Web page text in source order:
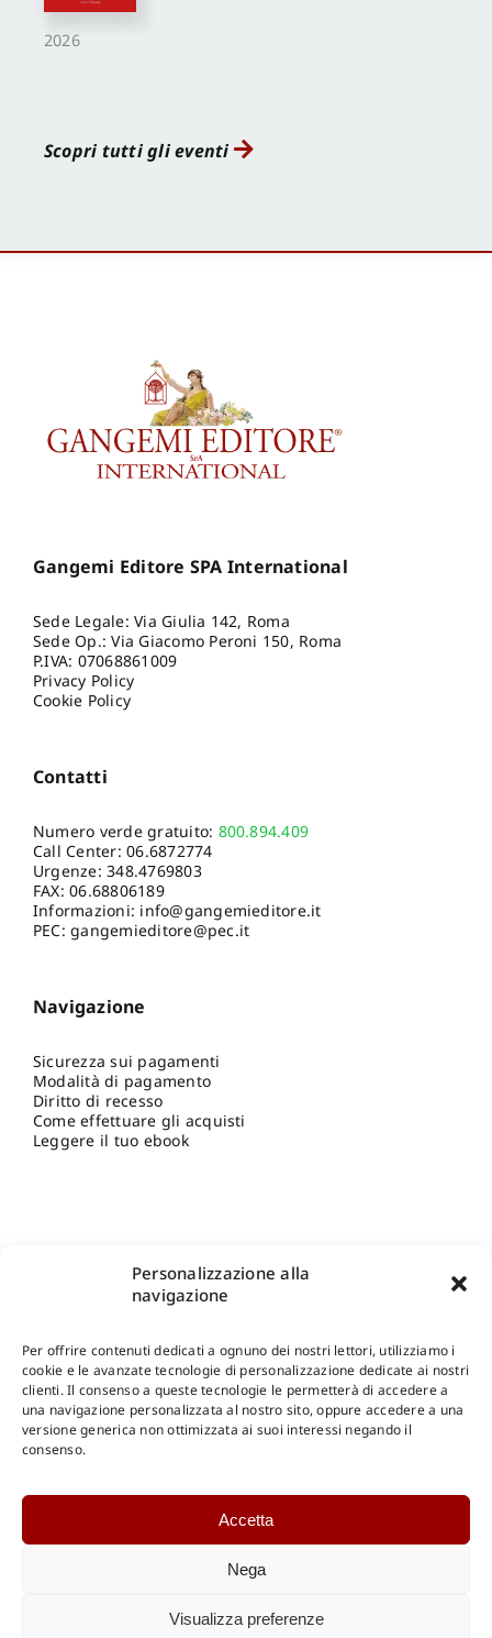
Personalizzazione alla
navigazione
Per offrire contenuti dedicati a ognuno dei nostri lettori, utilizziamo i
cookie e le avanzate tecnologie di personalizzazione dedicate ai nostri
clienti. Il consenso a queste tecnologie le permetterà di accedere a
una navigazione personalizzata al nostro sito, oppure accedere a una
versione generica non ottimizzata ai suoi interessi negando il
consenso.
Accetta
Nega
Visualizza preferenze
2026
Scopri tutti gli eventi
Gangemi Editore SPA International
Sede Legale: Via Giulia 142, Roma
Sede Op.: Via Giacomo Peroni 150, Roma
P.IVA: 07068861009
Privacy Policy
Cookie Policy
Contatti
Numero verde gratuito: 800.894.409
Call Center:06.6872774
Urgenze:348.4769803
FAX: 06.68806189
Informazioni: info@gangemieditore.it
PEC: gangemieditore@pec.it
Navigazione
Sicurezza sui pagamenti
Modalità di pagamento
Diritto di recesso
Come effettuare gli acquisti
Leggere il tuo ebook
Shop Gangemi Editore-Pagamenti Sicuri e anche Rateali
Catalogo Internazionale
DOWNLOAD
Catalogo Internazionale